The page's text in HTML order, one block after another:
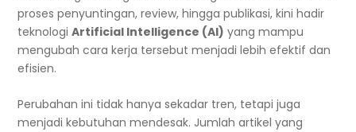
proses penyuntingan, review, hingga publikasi, kini hadir
teknologi Artificial Intelligence (AI) yang mampu
mengubah cara kerja tersebut menjadi lebih efektif dan
efisien.
Perubahan ini tidak hanya sekadar tren, tetapi juga
menjadi kebutuhan mendesak. Jumlah artikel yang